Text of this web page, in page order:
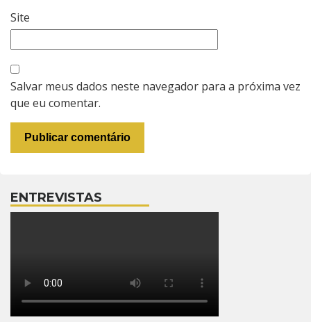
Site
Salvar meus dados neste navegador para a próxima vez
que eu comentar.
ENTREVISTAS